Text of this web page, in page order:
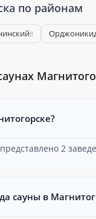
по районам
8
2
сауны в